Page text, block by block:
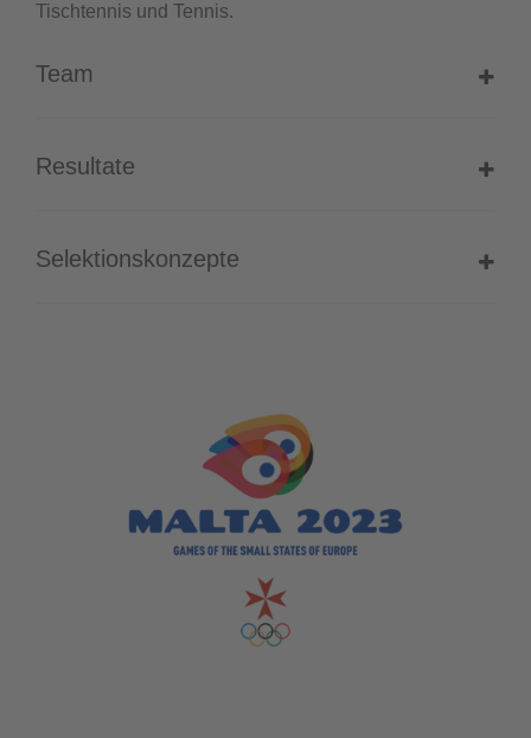
Tischtennis und Tennis.
Team
Resultate
Selektionskonzepte